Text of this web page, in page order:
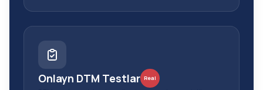
Onlayn DTM Testlar Real